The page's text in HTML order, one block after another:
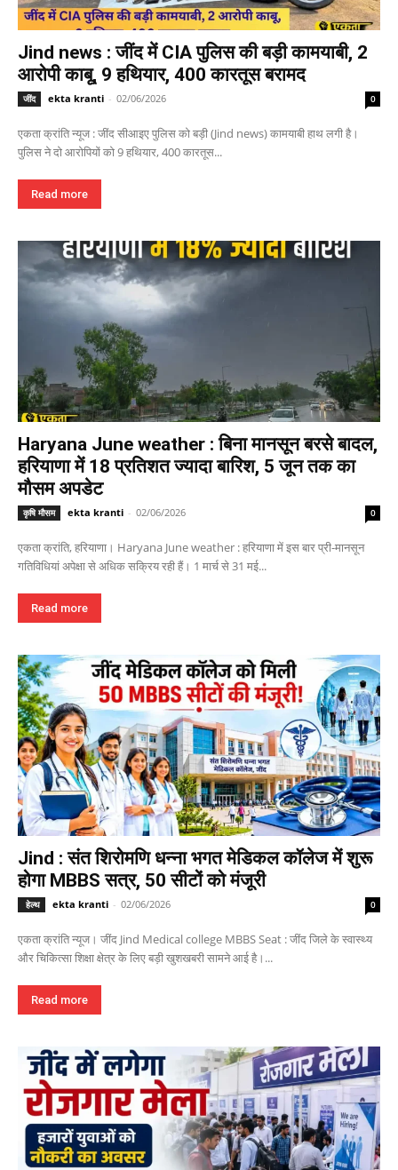
Jind news : जींद में CIA पुलिस की बड़ी कामयाबी, 2
आरोपी काबू, 9 हथियार, 400 कारतूस बरामद
जींद ekta kranti - 02/06/2026 0
एकता क्रांति न्यूज : जींद सीआइए पुलिस को बड़ी (Jind news) कामयाबी हाथ लगी है।
पुलिस ने दो आरोपियों को 9 हथियार, 400 कारतूस...
Read more
Haryana June weather : बिना मानसून बरसे बादल,
हरियाणा में 18 प्रतिशत ज्यादा बारिश, 5 जून तक का
मौसम अपडेट
कृषि मौसम ekta kranti - 02/06/2026 0
एकता क्रांति, हरियाणा। Haryana June weather : हरियाणा में इस बार प्री-मानसून
गतिविधियां अपेक्षा से अधिक सक्रिय रही हैं। 1 मार्च से 31 मई...
Read more
Jind : संत शिरोमणि धन्ना भगत मेडिकल कॉलेज में शुरू
होगा MBBS सत्र, 50 सीटों को मंजूरी
हेल्थ ekta kranti - 02/06/2026 0
एकता क्रांति न्यूज। जींद Jind Medical college MBBS Seat : जींद जिले के स्वास्थ्य
और चिकित्सा शिक्षा क्षेत्र के लिए बड़ी खुशखबरी सामने आई है।...
Read more